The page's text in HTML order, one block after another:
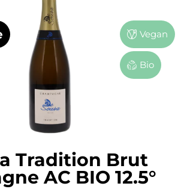
Vegan
Bio
Tradition Brut
AC BIO 12.5°